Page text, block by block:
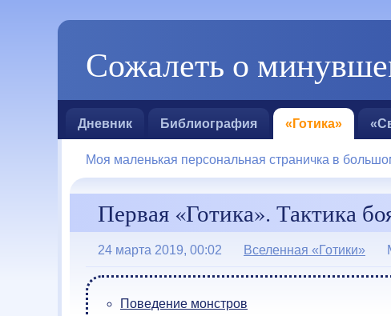
Сожалеть о
Дневник Библиография «Готика»
Моя маленькая персональная страничка в
Первая «Готика». Тактика
24 марта 2019, 00:02 Вселенная «Готики»
Поведение монстров